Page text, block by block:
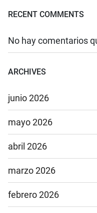
RECENT COMMENTS
No hay comentarios
ARCHIVES
junio 2026
mayo 2026
abril 2026
marzo 2026
febrero 2026